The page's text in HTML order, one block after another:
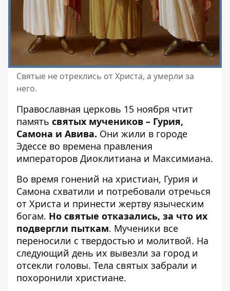
Святые не отреклись от Христа, а умерли за
него.
Православная церковь 15 ноября чтит
память святых мучеников – Гурия,
Самона и Авива. Они жили в городе
Эдессе во времена правления
императоров Диоклитиана и Максимиана.
Во время гонений на христиан, Гурия и
Самона схватили и потребовали отречься
от Христа и принести жертву языческим
богам. Но святые отказались, за что их
подвергли пыткам. Мученики все
переносили с твердостью и молитвой. На
следующий день их вывезли за город и
отсекли головы. Тела святых забрали и
похоронили христиане.